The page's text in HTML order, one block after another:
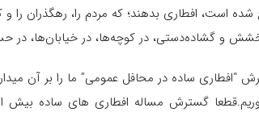
است، افطاری بدهند؛ که مردم را، رهگذران را و
و گشاده‌دستی، در کوچه‌ها، در خیابان‌ها، در
“افطاری ساده در محافل عمومی” ما را بر آن
آوریم.قطعا گسترش مساله افطاری های ساده